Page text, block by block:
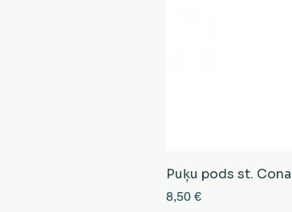
Puķu pods st.
Cena
8,50 €